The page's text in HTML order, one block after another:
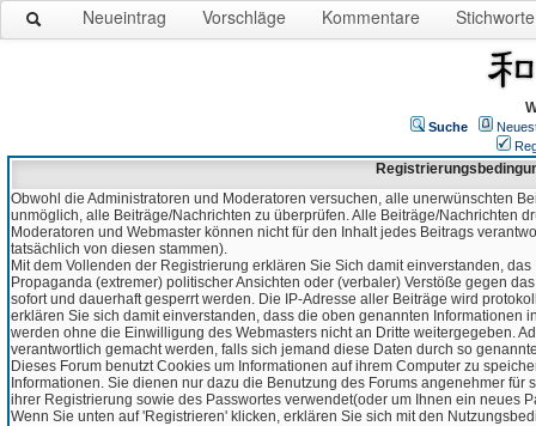
Neueintrag Vorschläge Kommentare Stichworte
Suche
Obwohl die Administratoren und Moderatoren versuchen, alle unerwünschten
unmöglich, alle Beiträge/Nachrichten zu überprüfen. Alle Beiträge/Nachrichten
Moderatoren und Webmaster können nicht für den Inhalt jedes Beitrags
tatsächlich von diesen stammen).
Mit dem Vollenden der Registrierung erklären Sie Sich damit einverstanden,
Propaganda (extremer) politischer Ansichten oder (verbaler) Verstöße gegen
sofort und dauerhaft gesperrt werden. Die IP-Adresse aller Beiträge wird
erklären Sie sich damit einverstanden, dass die oben genannten Informationen
werden ohne die Einwilligung des Webmasters nicht an Dritte weitergegeben.
verantwortlich gemacht werden, falls sich jemand diese Daten durch so
Dieses Forum benutzt Cookies um Informationen auf ihrem Computer zu
Informationen. Sie dienen nur dazu die Benutzung des Forums angenehmer
ihrer Registrierung sowie des Passwortes verwendet(oder um Ihnen ein neues
Wenn Sie unten auf 'Registrieren' klicken, erklären Sie sich mit den